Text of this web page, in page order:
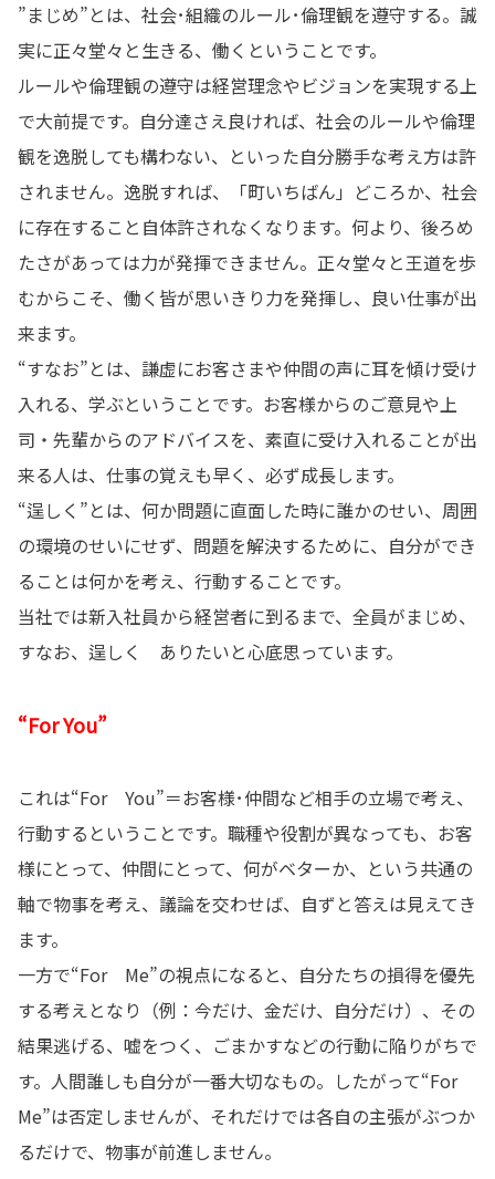
”まじめ”とは、社会･組織のルール･倫理観を遵守する。誠
実に正々堂々と生きる、働くということです。
ルールや倫理観の遵守は経営理念やビジョンを実現する上
で大前提です。自分達さえ良ければ、社会のルールや倫理
観を逸脱しても構わない、といった自分勝手な考え方は許
されません。逸脱すれば、「町いちばん」どころか、社会
に存在すること自体許されなくなります。何より、後ろめ
たさがあっては力が発揮できません。正々堂々と王道を歩
むからこそ、働く皆が思いきり力を発揮し、良い仕事が出
来ます。
“すなお”とは、謙虚にお客さまや仲間の声に耳を傾け受け
入れる、学ぶということです。お客様からのご意見や上
司・先輩からのアドバイスを、素直に受け入れることが出
来る人は、仕事の覚えも早く、必ず成長します。
“逞しく”とは、何か問題に直面した時に誰かのせい、周囲
の環境のせいにせず、問題を解決するために、自分ができ
ることは何かを考え、行動することです。
当社では新入社員から経営者に到るまで、全員がまじめ、
すなお、逞しく ありたいと心底思っています。
“For You”
これは“For You”＝お客様･仲間など相手の立場で考え、
行動するということです。職種や役割が異なっても、お客
様にとって、仲間にとって、何がベターか、という共通の
軸で物事を考え、議論を交わせば、自ずと答えは見えてき
ます。
一方で“For Me”の視点になると、自分たちの損得を優先
する考えとなり（例：今だけ、金だけ、自分だけ）、その
結果逃げる、嘘をつく、ごまかすなどの行動に陥りがちで
す。人間誰しも自分が一番大切なもの。したがって“For
Me”は否定しませんが、それだけでは各自の主張がぶつか
るだけで、物事が前進しません。